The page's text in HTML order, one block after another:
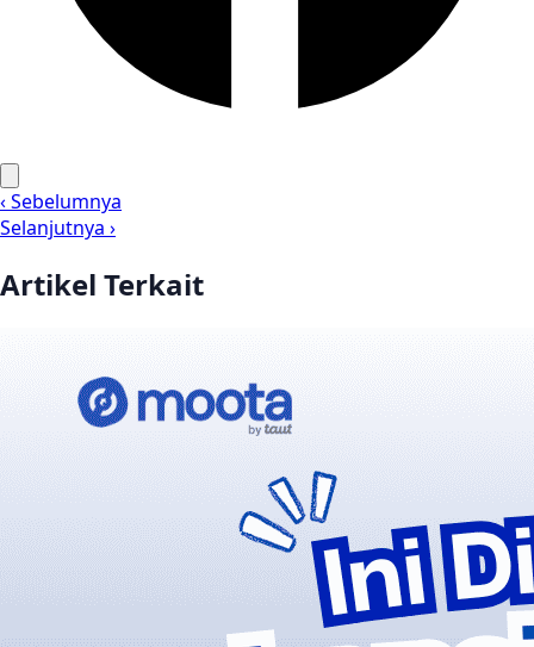
‹ Sebelumnya
Selanjutnya ›
Artikel Terkait